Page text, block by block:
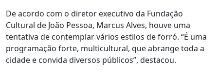
De acordo com o diretor executivo da Fundação
Cultural de João Pessoa, Marcus Alves, houve uma
tentativa de contemplar vários estilos de forró. “É uma
programação forte, multicultural, que abrange toda a
cidade e convida diversos públicos”, destacou.